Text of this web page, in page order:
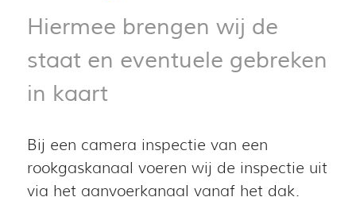
Hiermee brengen wij de
staat en eventuele gebreken
in kaart
Bij een camera inspectie van een
rookgaskanaal voeren wij de inspectie uit
via het aanvoerkanaal vanaf het dak.